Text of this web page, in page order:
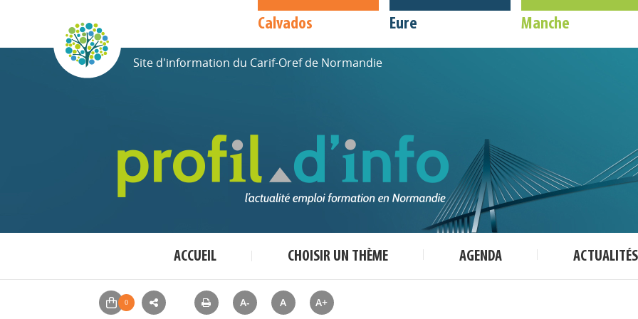
Calvados Eure Manche
Site d'information du Carif-Oref de Normandie
ACCUEIL CHOISIR UN THÈME AGENDA ACTUALITÉS
A- A A+